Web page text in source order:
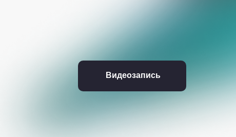
Видеозапись